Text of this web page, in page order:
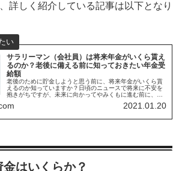
詳しく紹介している記事は以下となり
サラリーマン（会社員）は将来年金がいくら貰え
るのか？老後に備える前に知っておきたい年金受
給額
老後のために貯金しようと思う前に、将来年金がいくら貰
えるのか知っていますか？日頃のニュースで将来に不安を
抱きがちですが、未来に向かってやみくもに進む前に、現
ある程度把握することで、最低限の...
2021.01.20
はいくらか？